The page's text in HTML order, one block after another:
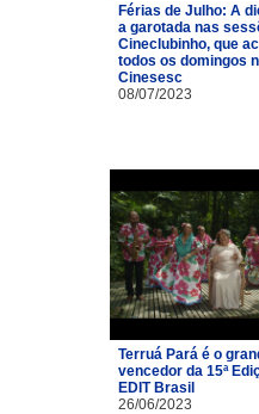
Férias de Julho: A
a garotada nas
Cineclubinho, que
todos os domingos
Cinesesc
08/07/2023
Terruá Pará é o
vencedor da 15ª
EDIT Brasil
26/06/2023